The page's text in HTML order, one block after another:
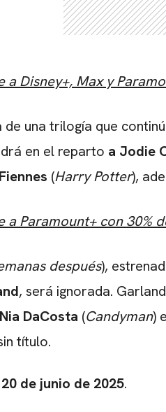
a Disney+, Max y
una trilogía que
en el reparto a Jodie
(Harry Potter),
a Paramount+ con 30%
después),
, será ignorada.
Nia DaCosta (Candyman)
título.
20 de junio de 2025.